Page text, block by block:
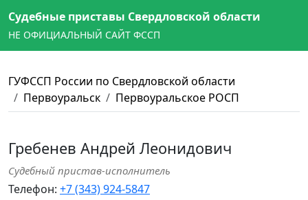
Судебные приставы Свердловской области
НЕ ОФИЦИАЛЬНЫЙ САЙТ ФССП
ГУФССП России по Свердловской области
Первоуральск
Первоуральское РОСП
Гребенев Андрей Леонидович
Судебный пристав-исполнитель
Телефон: +7 (343) 924-5847